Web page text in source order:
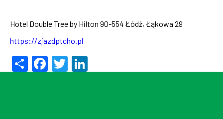
Hotel Double Tree by Hilton 90-554 Łódź, Łąkowa 29
https://zjazdptcho.pl
ShareFacebook
Twitter